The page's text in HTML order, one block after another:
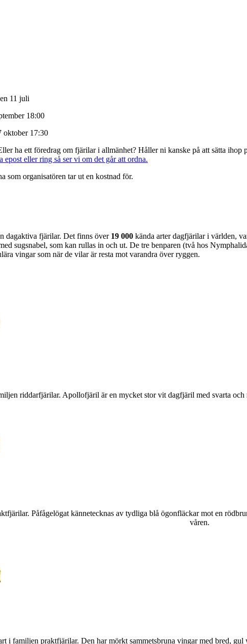
11 juli
18:00
oktober 17:30
ha ett föredrag om fjärilar i allmänhet? Håller ni kanske på att sätta
epost eller ring så ser vi om det går att ordna.
som organisatören tar ut en kostnad för.
dagaktiva fjärilar. Det finns över 19 000 kända arter dagfjärilar i världen,
sugsnabel, som kan rullas in och ut. De tre benparen (två hos
vingar som när de vilar är resta mot varandra över ryggen.
riddarfjärilar. Apollofjäril är en mycket stor vit dagfjäril med svarta
Påfågelögat kännetecknas av tydliga blå ögonfläckar mot en
våren.
i familjen praktfjärilar. Den har mörkt sammetsbruna vingar med bred,